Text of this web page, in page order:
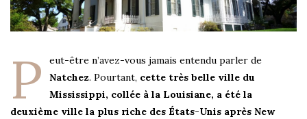
P
eut-être n’avez-vous jamais entendu parler de
Natchez. Pourtant, cette très belle ville du
Mississippi, collée à la Louisiane, a été la
deuxième ville la plus riche des États-Unis après New